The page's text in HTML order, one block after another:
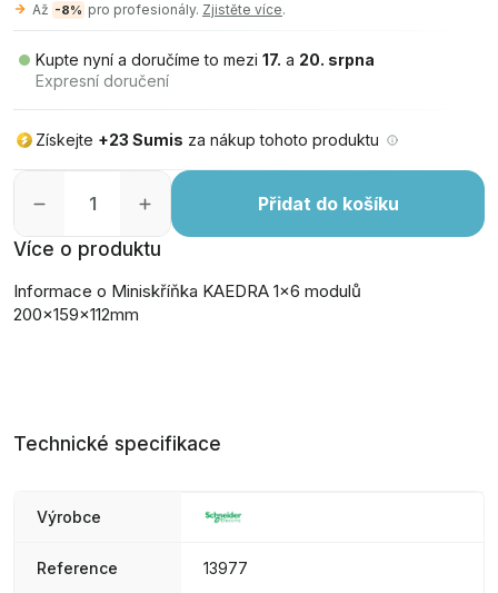
Až -8% pro profesionály. Zjistěte více.
Kupte nyní a doručíme to mezi 17. a 20. srpna
Expresní doručení
Získejte +23 Sumis za nákup tohoto produktu
Přidat do košíku
Více o produktu
Informace o Miniskříňka KAEDRA 1x6 modulů
200x159x112mm
Technické specifikace
Výrobce
Reference 13977